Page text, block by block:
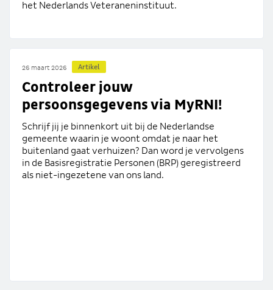
het Nederlands Veteraneninstituut.
26 maart 2026 Artikel
Controleer jouw
persoonsgegevens via MyRNI!
Schrijf jij je binnenkort uit bij de Nederlandse
gemeente waarin je woont omdat je naar het
buitenland gaat verhuizen? Dan word je vervolgens
in de Basisregistratie Personen (BRP) geregistreerd
als niet-ingezetene van ons land.